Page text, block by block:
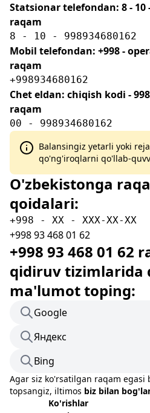
Statsionar telefondan: 8 - 10
raqam
8 - 10 - 998934680162
Mobil telefondan: +998 -
raqam
+998934680162
Chet eldan: chiqish kodi -
raqam
00 - 998934680162
Balansingiz yetarli yoki
qo'ng'iroqlarni qo'llab-
O'zbekistonga
qoidalari:
+998 - XX - XXX-XX-XX
+998 93 468 01 62
+998 93 468 01 62
qidiruv tizimlarida
ma'lumot toping:
Google
Яндекс
Bing
Agar siz ko'rsatilgan raqam egasi
topsangiz, iltimos biz bilan
Ko'rishlar